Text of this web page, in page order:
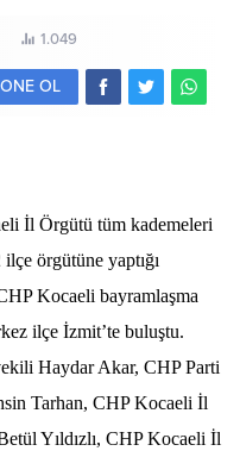
1.049
OL
İl Örgütü tüm kademeleri
örgütüne yaptığı
Kocaeli bayramlaşma
ilçe İzmit’te buluştu.
Haydar Akar, CHP Parti
Tarhan, CHP Kocaeli İl
Yıldızlı, CHP Kocaeli İl